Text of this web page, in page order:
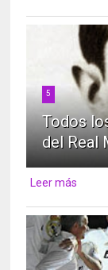
5
Todos
del Real
Leer más